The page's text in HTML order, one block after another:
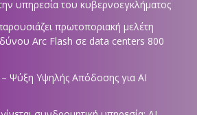
υπηρεσία του κυβερνοεγκλήματος
πρωτοποριακή μελέτη
Arc Flash σε data centers 800
Ψύξη Υψηλής Απόδοσης για AI